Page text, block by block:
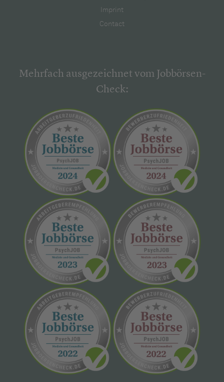
Imprint
Contact
Mehrfach ausgezeichnet vom Jobbörsen-
Check: